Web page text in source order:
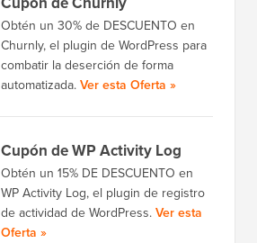
Obtén un 30% de DESCUENTO en
Churnly, el plugin de WordPress para
combatir la deserción de forma
automatizada. Ver esta Oferta »
Cupón de WP Activity Log
Obtén un 15% DE DESCUENTO en
WP Activity Log, el plugin de registro
de actividad de WordPress. Ver esta
Oferta »